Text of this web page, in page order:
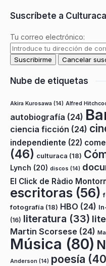
Suscríbete a Culturaca
Tu correo electrónico:
Nube de etiquetas
Akira Kurosawa (14) Alfred
autobiografía (24)
ciencia ficción (24)
independiente (22)
(46) culturaca (18)
Lynch (20) discos (14)
El Click de Ràdio
escritoras (56)
fotografía (18) HBO (24)
(16) literatura (33)
Martin Scorsese (24)
Música (80)
Anderson (14) poesía